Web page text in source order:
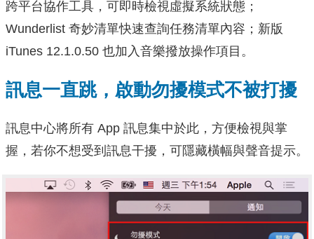
跨平台協作工具，可即時檢視虛擬系統狀態；
Wunderlist 奇妙清單快速查詢任務清單內容；新版
iTunes 12.1.0.50 也加入音樂撥放操作項目。
訊息一直跳，啟動勿擾模式不被打擾
訊息中心將所有 App 訊息集中於此，方便檢視與掌
握，若你不想受到訊息干擾，可隱藏橫幅與聲音提示。